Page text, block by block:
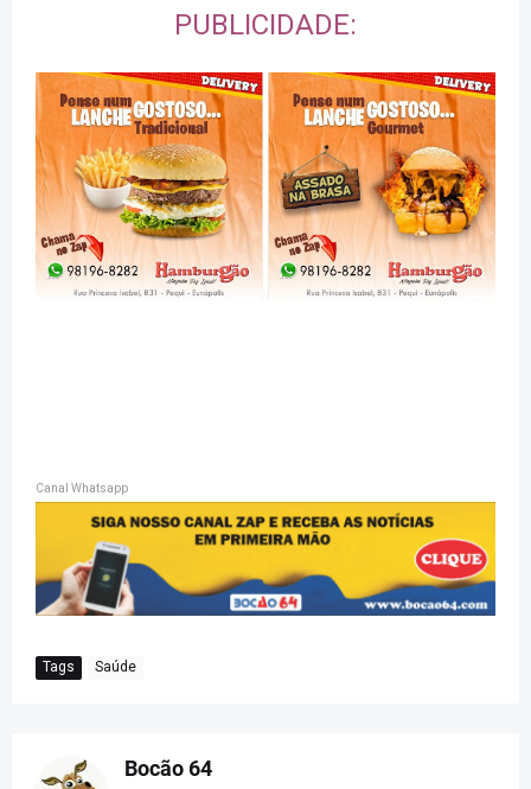
PUBLICIDADE:
Canal Whatsapp
Tags Saúde
Bocão 64